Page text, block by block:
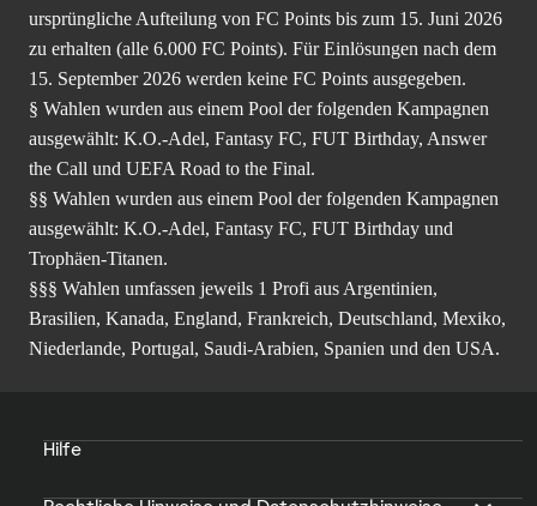
ursprüngliche Aufteilung von FC Points bis zum 15. Juni 2026
zu erhalten (alle 6.000 FC Points). Für Einlösungen nach dem
15. September 2026 werden keine FC Points ausgegeben.
§ Wahlen wurden aus einem Pool der folgenden Kampagnen
ausgewählt: K.O.-Adel, Fantasy FC, FUT Birthday, Answer
the Call und UEFA Road to the Final.
§§ Wahlen wurden aus einem Pool der folgenden Kampagnen
ausgewählt: K.O.-Adel, Fantasy FC, FUT Birthday und
Trophäen-Titanen.
§§§ Wahlen umfassen jeweils 1 Profi aus Argentinien,
Brasilien, Kanada, England, Frankreich, Deutschland, Mexiko,
Niederlande, Portugal, Saudi-Arabien, Spanien und den USA.
Hilfe